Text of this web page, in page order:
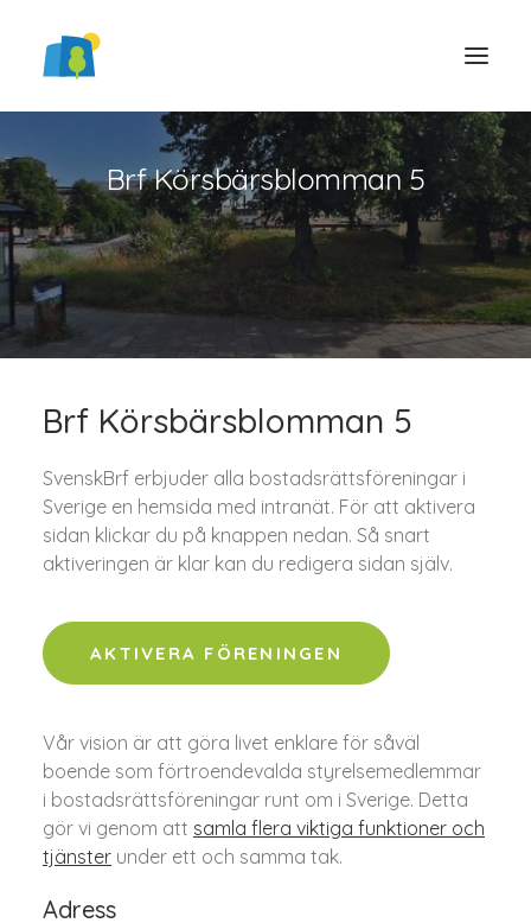
Brf Körsbärsblomman 5
Brf Körsbärsblomman 5
SvenskBrf erbjuder alla bostadsrättsföreningar i
Sverige en hemsida med intranät. För att aktivera
sidan klickar du på knappen nedan. Så snart
aktiveringen är klar kan du redigera sidan själv.
AKTIVERA FÖRENINGEN
Vår vision är att göra livet enklare för såväl
boende som förtroendevalda styrelsemedlemmar
i bostadsrättsföreningar runt om i Sverige. Detta
gör vi genom att samla flera viktiga funktioner och
tjänster under ett och samma tak.
Adress